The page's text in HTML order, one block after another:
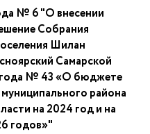
№ 6 "О внесении
Собрания
Шилан
Самарской
года № 43 «О бюджете
района
на 2024 год и на
годов»"